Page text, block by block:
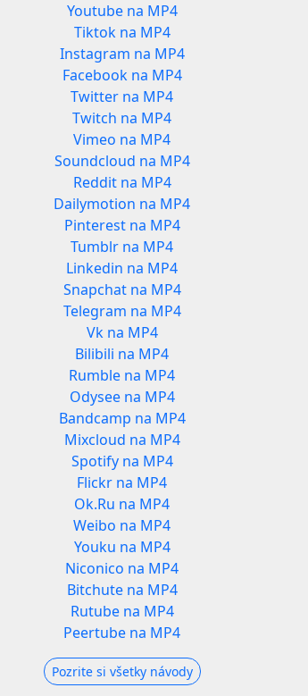
Youtube na MP4
Tiktok na MP4
Instagram na MP4
Facebook na MP4
Twitter na MP4
Twitch na MP4
Vimeo na MP4
Soundcloud na MP4
Reddit na MP4
Dailymotion na MP4
Pinterest na MP4
Tumblr na MP4
Linkedin na MP4
Snapchat na MP4
Telegram na MP4
Vk na MP4
Bilibili na MP4
Rumble na MP4
Odysee na MP4
Bandcamp na MP4
Mixcloud na MP4
Spotify na MP4
Flickr na MP4
Ok.Ru na MP4
Weibo na MP4
Youku na MP4
Niconico na MP4
Bitchute na MP4
Rutube na MP4
Peertube na MP4
Pozrite si všetky návody